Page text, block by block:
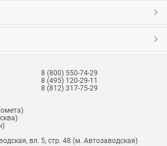
8 (800) 550-74-29
8 (495) 120-29-11
8 (812) 317-75-29
вл. 5, стр. 48 (м. Автозаводская)